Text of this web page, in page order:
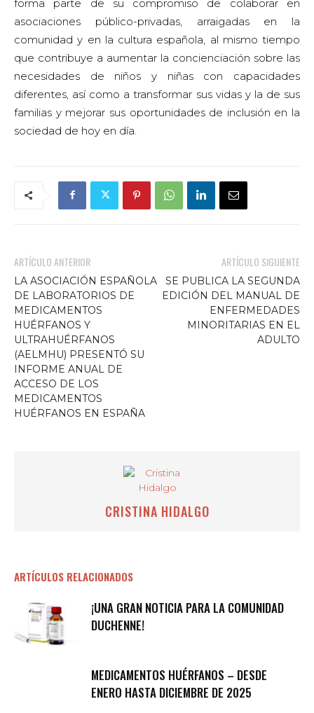
forma parte de su compromiso de colaborar en
asociaciones público-privadas, arraigadas en la
comunidad y en la cultura española, al mismo tiempo
que contribuye a aumentar la concienciación sobre las
necesidades de niños y niñas con capacidades
diferentes, así como a transformar sus vidas y la de sus
familias y mejorar sus oportunidades de inclusión en la
sociedad de hoy en día.
ARTÍCULO ANTERIOR
LA ASOCIACIÓN ESPAÑOLA
DE LABORATORIOS DE
MEDICAMENTOS
HUÉRFANOS Y
ULTRAHUÉRFANOS
(AELMHU) PRESENTÓ SU
INFORME ANUAL DE
ACCESO DE LOS
MEDICAMENTOS
HUÉRFANOS EN ESPAÑA
ARTÍCULO SIGUIENTE
SE PUBLICA LA SEGUNDA
EDICIÓN DEL MANUAL DE
ENFERMEDADES
MINORITARIAS EN EL
ADULTO
CRISTINA HIDALGO
ARTÍCULOS RELACIONADOS
¡UNA GRAN NOTICIA PARA LA COMUNIDAD
DUCHENNE!
MEDICAMENTOS HUÉRFANOS – DESDE
ENERO HASTA DICIEMBRE DE 2025